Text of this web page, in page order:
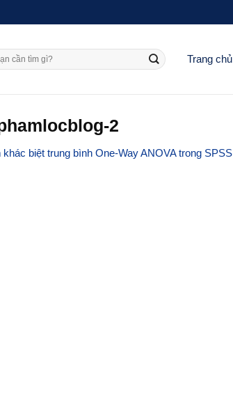
Trang chủ
2
khác biệt trung bình One-Way ANOVA trong SPSS